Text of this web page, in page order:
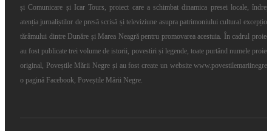
și Comunicare și Icar Tours, proiect care a schimbat dinamica presei locale,
atenția jurnaliștilor de presă scrisă și televiziune asupra patrimoniului cultural
tărâmului dintre Dunăre și Marea Neagră pentru promovarea acestuia. În cadrul
au fost publicate trei volume de istorii, povestiri și legende, toate purtând numele
original, Poveștile Mării Negre și au fost create un website
o pagină Facebook, Poveștile Mării Negre.